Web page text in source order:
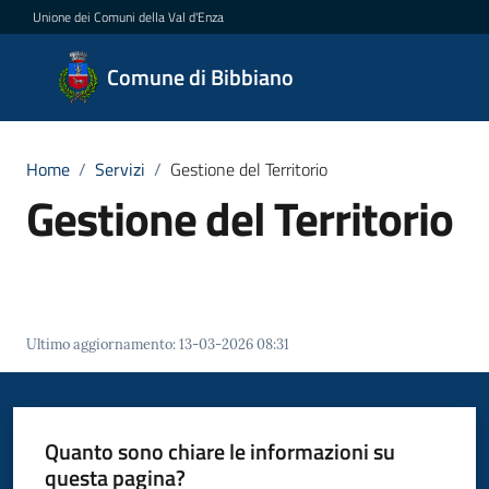
Vai al contenuto
Vai alla navigazione
Vai al footer
Unione dei Comuni della Val d'Enza
Comune di Bibbiano
Comune
di
Amministrazione
Servizi
Menu selezionato
Vivere
Bibbiano
Home / Servizi / Gestione del Territorio
Gestione del Territorio
Ultimo aggiornamento:13-03-2026 08:31
Quanto sono chiare le informazioni su
questa pagina?